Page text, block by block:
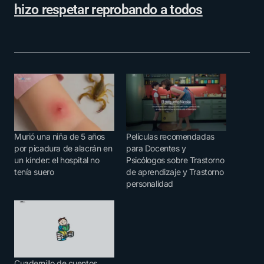
hizo respetar reprobando a todos
Murió una niña de 5 años
por picadura de alacrán en
un kínder: el hospital no
tenía suero
Películas recomendadas
para Docentes y
Psicólogos sobre Trastorno
de aprendizaje y Trastorno
personalidad